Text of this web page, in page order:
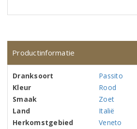
Productinformatie
Dranksoort
Passito
Kleur
Rood
Smaak
Zoet
Land
Italië
Herkomstgebied
Veneto